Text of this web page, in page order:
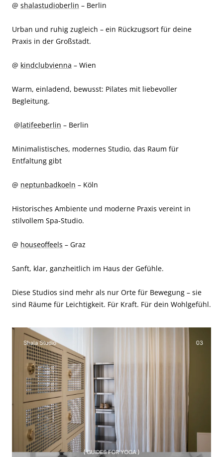
@ shalastudioberlin – Berlin
Urban und ruhig zugleich – ein Rückzugsort für deine
Praxis in der Großstadt.
@ kindclubvienna – Wien
Warm, einladend, bewusst: Pilates mit liebevoller
Begleitung.
@latifeeberlin – Berlin
Minimalistisches, modernes Studio, das Raum für
Entfaltung gibt
@ neptunbadkoeln – Köln
Historisches Ambiente und moderne Praxis vereint in
stilvollem Spa-Studio.
@ houseoffeels – Graz
Sanft, klar, ganzheitlich im Haus der Gefühle.
Diese Studios sind mehr als nur Orte für Bewegung – sie
sind Räume für Leichtigkeit. Für Kraft. Für dein Wohlgefühl.